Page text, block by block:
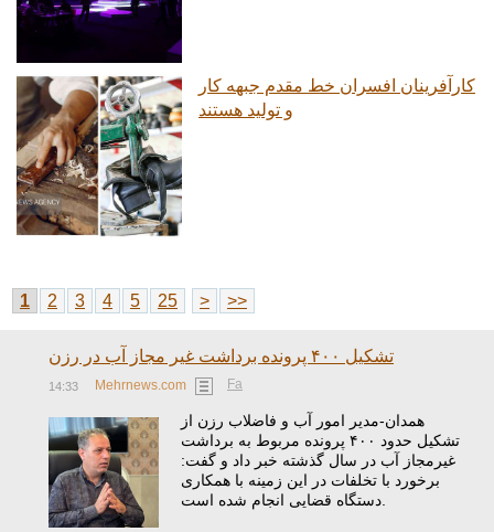
کارآفرینان افسران خط مقدم جبهه کار
و تولید هستند
1 2 3 4 5 25 > >>
تشکیل ۴۰۰ پرونده برداشت غیر مجاز آب در رزن
14:33 Mehrnews.com Fa
همدان-مدیر امور آب و فاضلاب رزن از
تشکیل حدود ۴۰۰ پرونده مربوط به برداشت
غیرمجاز آب در سال گذشته خبر داد و گفت:
برخورد با تخلفات در این زمینه با همکاری